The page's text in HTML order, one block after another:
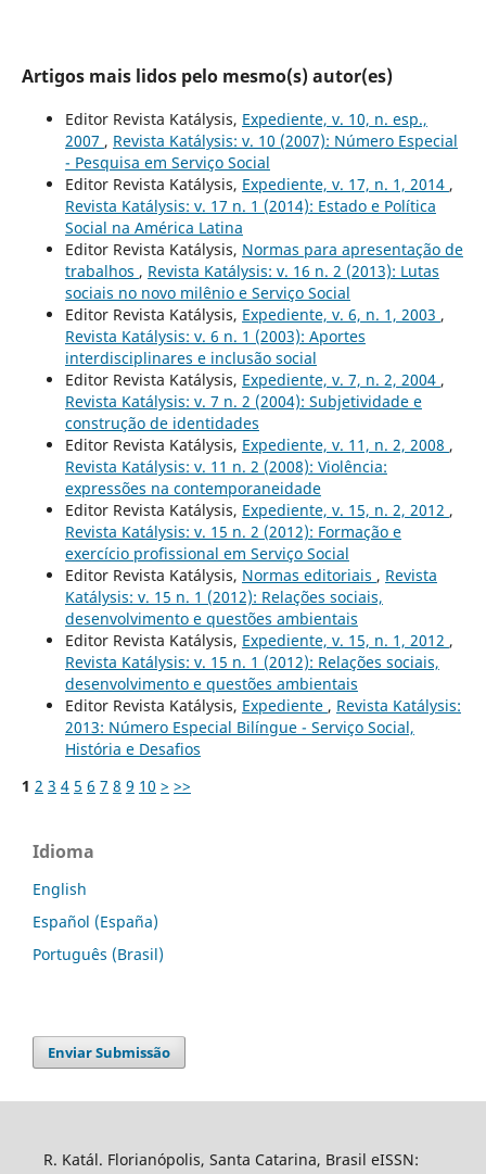
Artigos mais lidos pelo mesmo(s) autor(es)
Editor Revista Katálysis, Expediente, v. 10, n. esp.,
2007 , Revista Katálysis: v. 10 (2007): Número Especial
- Pesquisa em Serviço Social
Editor Revista Katálysis, Expediente, v. 17, n. 1, 2014 ,
Revista Katálysis: v. 17 n. 1 (2014): Estado e Política
Social na América Latina
Editor Revista Katálysis, Normas para apresentação de
trabalhos , Revista Katálysis: v. 16 n. 2 (2013): Lutas
sociais no novo milênio e Serviço Social
Editor Revista Katálysis, Expediente, v. 6, n. 1, 2003 ,
Revista Katálysis: v. 6 n. 1 (2003): Aportes
interdisciplinares e inclusão social
Editor Revista Katálysis, Expediente, v. 7, n. 2, 2004 ,
Revista Katálysis: v. 7 n. 2 (2004): Subjetividade e
construção de identidades
Editor Revista Katálysis, Expediente, v. 11, n. 2, 2008 ,
Revista Katálysis: v. 11 n. 2 (2008): Violência:
expressões na contemporaneidade
Editor Revista Katálysis, Expediente, v. 15, n. 2, 2012 ,
Revista Katálysis: v. 15 n. 2 (2012): Formação e
exercício profissional em Serviço Social
Editor Revista Katálysis, Normas editoriais , Revista
Katálysis: v. 15 n. 1 (2012): Relações sociais,
desenvolvimento e questões ambientais
Editor Revista Katálysis, Expediente, v. 15, n. 1, 2012 ,
Revista Katálysis: v. 15 n. 1 (2012): Relações sociais,
desenvolvimento e questões ambientais
Editor Revista Katálysis, Expediente , Revista Katálysis:
2013: Número Especial Bilíngue - Serviço Social,
História e Desafios
1 2 3 4 5 6 7 8 9 10 > >>
Idioma
English
Español (España)
Português (Brasil)
Enviar Submissão
R. Katál. Florianópolis, Santa Catarina, Brasil eISSN: